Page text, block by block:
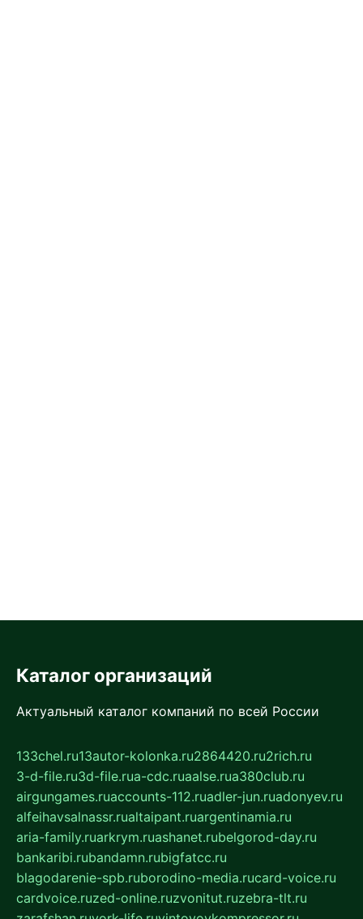
Каталог организаций
Актуальный каталог компаний по всей России
133chel.ru13autor-kolonka.ru2864420.ru2rich.ru
3-d-file.ru3d-file.rua-cdc.ruaalse.rua380club.ru
airgungames.ruaccounts-112.ruadler-jun.ruadonyev.ru
alfeihavsalnassr.rualtaipant.ruargentinamia.ru
aria-family.ruarkrym.ruashanet.rubelgorod-day.ru
bankaribi.rubandamn.rubigfatcc.ru
blagodarenie-spb.ruborodino-media.rucard-voice.ru
cardvoice.ruzed-online.ruzvonitut.ruzebra-tlt.ru